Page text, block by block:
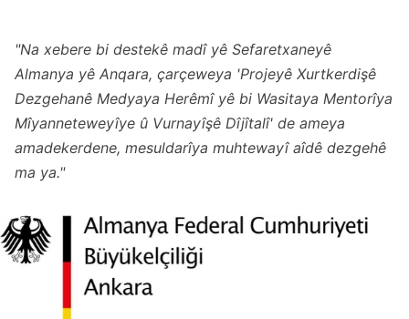
"Na xebere bi destekê madî yê Sefaretxaneyê
Almanya yê Anqara, çarçeweya 'Projeyê Xurtkerdişê
Dezgehanê Medyaya Herêmî yê bi Wasitaya Mentorîya
Mîyanneteweyîye û Vurnayîşê Dîjîtalî' de ameya
amadekerdene, mesuldarîya muhtewayî aîdê dezgehê
ma ya."